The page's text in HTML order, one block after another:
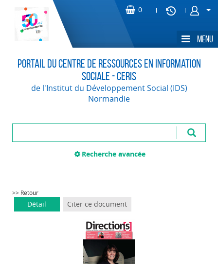
Portail du Centre de Ressources en Information
Sociale - CERIS
de l'Institut du Développement Social (IDS)
Normandie
Recherche avancée
>> Retour
Détail Citer ce document